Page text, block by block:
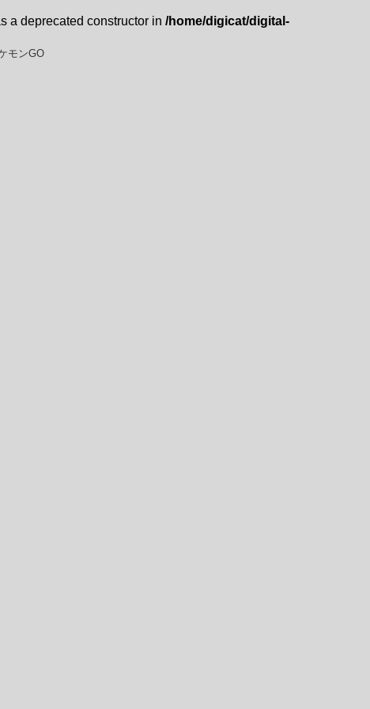
a deprecated constructor in /home/digicat/digital-
モンGO